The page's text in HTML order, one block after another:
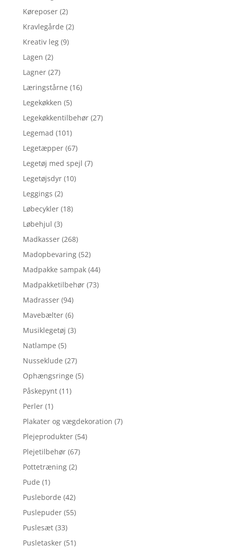
Køreposer (2)
Kravlegårde (2)
Kreativ leg (9)
Lagen (2)
Lagner (27)
Læringstårne (16)
Legekøkken (5)
Legekøkkentilbehør (27)
Legemad (101)
Legetæpper (67)
Legetøj med spejl (7)
Legetøjsdyr (10)
Leggings (2)
Løbecykler (18)
Løbehjul (3)
Madkasser (268)
Madopbevaring (52)
Madpakke sampak (44)
Madpakketilbehør (73)
Madrasser (94)
Mavebælter (6)
Musiklegetøj (3)
Natlampe (5)
Nusseklude (27)
Ophængsringe (5)
Påskepynt (11)
Perler (1)
Plakater og vægdekoration (7)
Plejeprodukter (54)
Plejetilbehør (67)
Pottetræning (2)
Pude (1)
Pusleborde (42)
Puslepuder (55)
Puslesæt (33)
Pusletasker (51)